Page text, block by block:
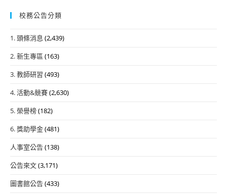
校務公告分類
1. 頭條消息 (2,439)
2. 新生專區 (163)
3. 教師研習 (493)
4. 活動&競賽(2,630)
5. 榮譽榜(182)
6. 獎助學金(481)
人事室公告(138)
公告來文(3,171)
圖書館公告(433)